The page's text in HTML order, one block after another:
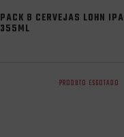
PACK 8 CERVEJAS LOHN IPA
355ML
PRODUTO ESGOTADO